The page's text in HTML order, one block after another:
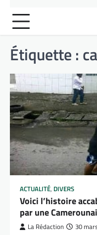
Étiquette :
ACTUALITÉ, DIVERS
Voici l’histoire
par une
La Rédaction 30